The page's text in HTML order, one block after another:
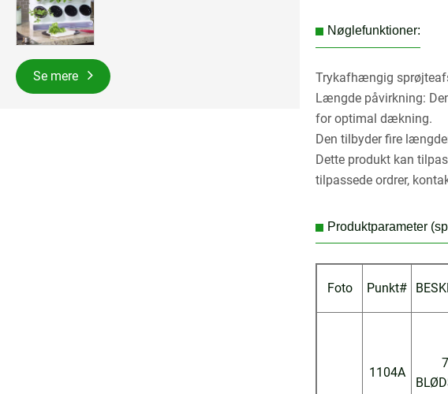
Se mere
Nøglefunktioner:
Trykafhængig
Længde påvirkning:
for optimal dækning.
Den tilbyder fire
Dette produkt kan
tilpassede ordrer,
Produktparameter
Foto Punkt#
1104A